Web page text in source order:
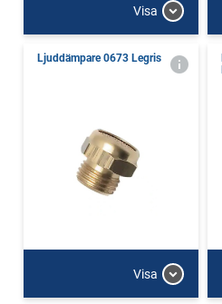
Visa
Ljuddämpare 0673 Legris
Visa